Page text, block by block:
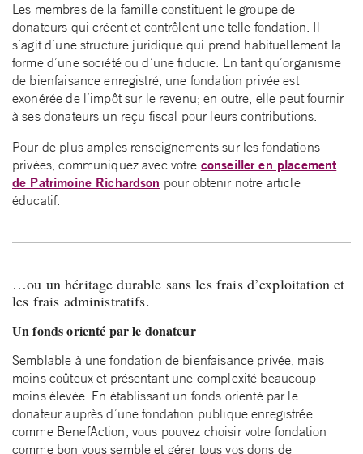
Les membres de la famille constituent le groupe de
donateurs qui créent et contrôlent une telle fondation. Il
s’agit d’une structure juridique qui prend habituellement la
forme d’une société ou d’une fiducie. En tant qu’organisme
de bienfaisance enregistré, une fondation privée est
exonérée de l’impôt sur le revenu; en outre, elle peut fournir
à ses donateurs un reçu fiscal pour leurs contributions.
Pour de plus amples renseignements sur les fondations
privées, communiquez avec votre conseiller en placement
de Patrimoine Richardson pour obtenir notre article
éducatif.
…ou un héritage durable sans les frais d’exploitation et
les frais administratifs.
Un fonds orienté par le donateur
Semblable à une fondation de bienfaisance privée, mais
moins coûteux et présentant une complexité beaucoup
moins élevée. En établissant un fonds orienté par le
donateur auprès d’une fondation publique enregistrée
comme BenefAction, vous pouvez choisir votre fondation
comme bon vous semble et gérer tous vos dons de